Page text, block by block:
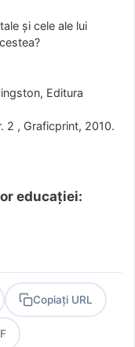
și cele ale lui
Editura
2 , Graficprint, 2010.
educației:
Copiați URL